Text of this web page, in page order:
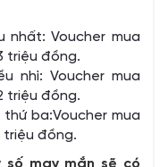
nhất: Voucher mua
triệu đồng.
nhì: Voucher mua
triệu đồng.
ba:Voucher mua
triệu đồng.